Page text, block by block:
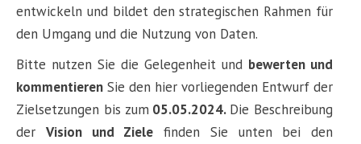
entwickeln und bildet den strategischen Rahmen für
den Umgang und die Nutzung von Daten.
Bitte nutzen Sie die Gelegenheit und bewerten und
kommentieren Sie den hier vorliegenden Entwurf der
Zielsetzungen bis zum 05.05.2024. Die Beschreibung
der Vision und Ziele finden Sie unten bei den